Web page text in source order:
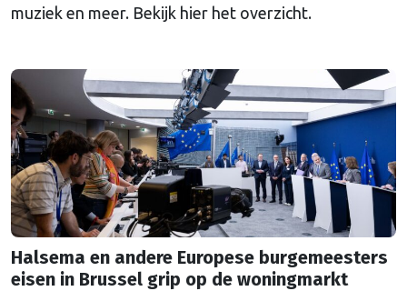
muziek en meer. Bekijk hier het overzicht.
Halsema en andere Europese burgemeesters
eisen in Brussel grip op de woningmarkt